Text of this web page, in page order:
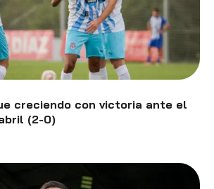
creciendo con victoria ante el
(2-0)